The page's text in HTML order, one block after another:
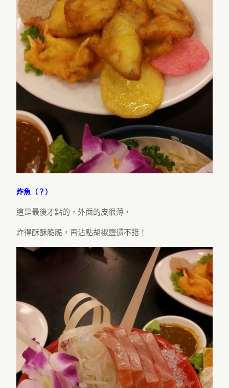
炸魚（？）
這是最後才點的，外面的皮很薄，
炸得酥酥脆脆，再沾點胡椒鹽還不錯！